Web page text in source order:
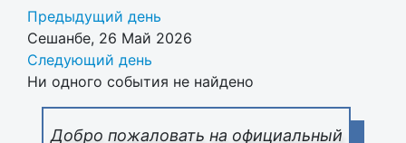
Добро пожаловать на официальный
Предыдущий день
Сешанбе, 26 Май 2026
Следующий день
Ни одного события не найдено